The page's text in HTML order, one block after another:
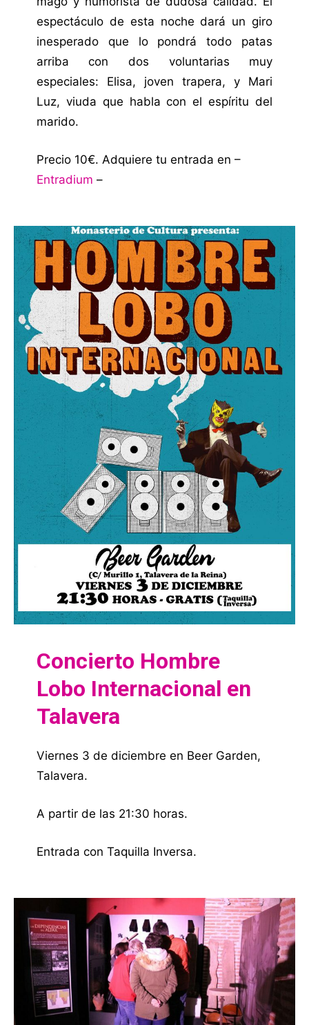
espectáculo de esta noche dará un giro
inesperado que lo pondrá todo patas
arriba con dos voluntarias muy
especiales: Elisa, joven trapera, y Mari
Luz, viuda que habla con el espíritu del
marido.
Precio 10€. Adquiere tu entrada en –
Entradium –
Concierto Hombre
Lobo Internacional en
Talavera
Viernes 3 de diciembre en Beer Garden,
Talavera.
A partir de las 21:30 horas.
Entrada con Taquilla Inversa.